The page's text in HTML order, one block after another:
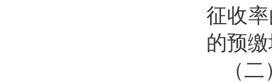
征收
的预
（